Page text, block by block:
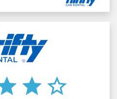
star star_border